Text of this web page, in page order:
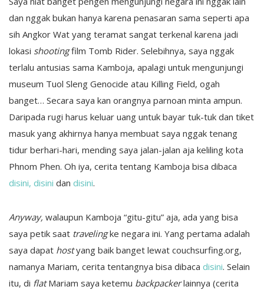
dan nggak bukan hanya karena penasaran sama seperti apa
sih Angkor Wat yang teramat sangat terkenal karena jadi
lokasi shootingfilm Tomb Rider. Selebihnya, saya nggak
terlalu antusias sama Kamboja, apalagi untuk mengunjungi
museum Tuol Sleng Genocide atau Killing Field, ogah
banget… Secara saya kan orangnya parnoan minta ampun.
Daripada rugi harus keluar uang untuk bayar tuk-tuk dan tiket
masuk yang akhirnya hanya membuat saya nggak tenang
tidur berhari-hari, mending saya jalan-jalan aja keliling kota
Phnom Phen. Oh iya, cerita tentang Kamboja bisa dibaca
disini, disini dan disini.
Anyway, walaupun Kamboja “gitu-gitu” aja, ada yang bisa
saya petik saat travelingke negara ini. Yang pertama adalah
saya dapat hostyang baik banget lewat couchsurfing.org,
namanya Mariam, cerita tentangnya bisa dibaca disini. Selain
itu, di flatMariam saya ketemu backpackerlainnya (cerita